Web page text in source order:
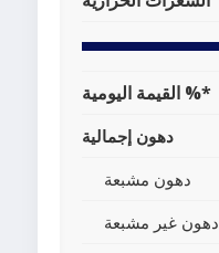
القيمة اليومية %*
دهون إجمالية
دهون مشبعة
دهون غير مشبعة